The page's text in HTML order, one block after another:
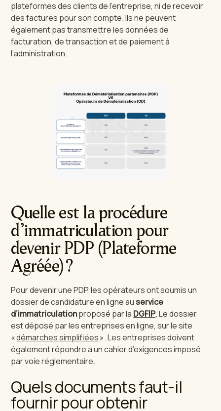
plateformes des clients de l’entreprise, ni de recevoir
des factures pour son compte. Ils ne peuvent
également pas transmettre les données de
facturation, de transaction et de paiement à
l’administration.
Quelle est la procédure
d’immatriculation pour
devenir PDP (Plateforme
Agréée) ?
Pour devenir une PDP, les opérateurs ont soumis un
dossier de candidature en ligne au service
d’immatriculationproposé par la DGFIP. Le dossier
est déposé par les entreprises en ligne, sur le site
«démarches simplifiées». Les entreprises doivent
également répondre à un cahier d’exigences imposé
par voie réglementaire.
Quels documents faut-il
fournir pour obtenir